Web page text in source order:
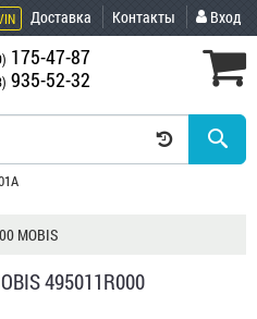
Доставка Контакты Вход
175-47-87
935-52-32
MOBIS
495011R000